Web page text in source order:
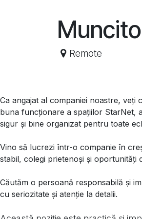
Remote
Ca angajat al companiei noastre, veți
buna funcționare a spațiilor StarNet,
sigur și bine organizat pentru toate
Vino să lucrezi într-o companie în
stabil, colegi prietenoși și oportunități
Căutăm o persoană responsabilă și
cu seriozitate și atenție la detalii.